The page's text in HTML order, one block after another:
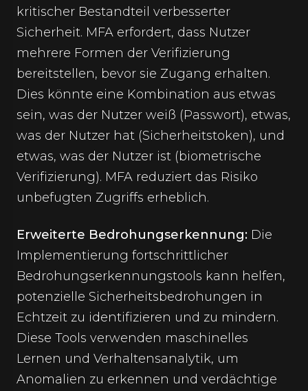
kritischer Bestandteil verbesserter
Sicherheit. MFA erfordert, dass Nutzer
mehrere Formen der Verifizierung
bereitstellen, bevor sie Zugang erhalten.
Dies könnte eine Kombination aus etwas
sein, was der Nutzer weiß (Passwort), etwas,
was der Nutzer hat (Sicherheitstoken), und
etwas, was der Nutzer ist (biometrische
Verifizierung). MFA reduziert das Risiko
unbefugten Zugriffs erheblich.
Erweiterte Bedrohungserkennung: Die
Implementierung fortschrittlicher
Bedrohungserkennungstools kann helfen,
potenzielle Sicherheitsbedrohungen in
Echtzeit zu identifizieren und zu mindern.
Diese Tools verwenden maschinelles
Lernen und Verhaltensanalytik, um
Anomalien zu erkennen und verdächtige